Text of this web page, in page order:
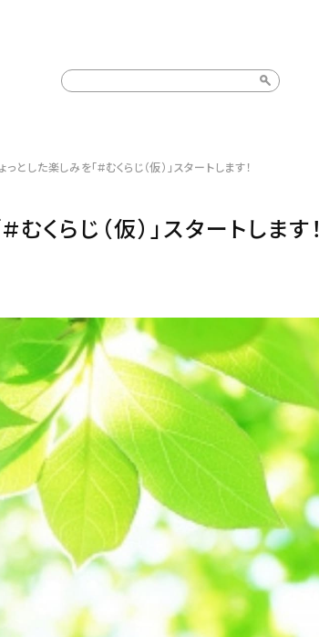
カテゴリー一覧カテゴリー一覧
とした楽しみを「#むくらじ（仮）」スタートします！
くらじ（仮）」スタートします！